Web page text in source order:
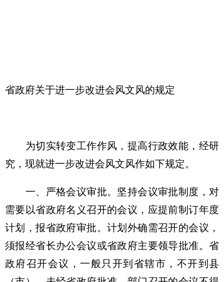
省政府关于进一步改进会风文风的规定
为切实转变工作作风，提高行政效能，经研
究，现就进一步改进会风文风作如下规定。
一、严格会议审批。坚持会议审批制度，对
需要以省政府名义召开的会议，应提前制订年度
计划，报省政府审批。计划外确需召开的会议，
须报经省长办公会议或省政府主要领导批准。省
政府召开会议，一般只开到省辖市，不开到县